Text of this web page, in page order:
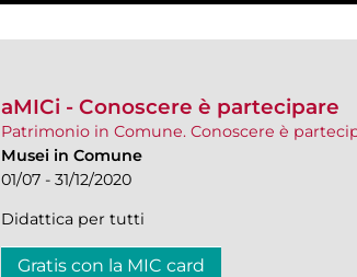
aMICi - Conoscere è partecipare
Patrimonio in Comune. Conoscere è
Musei in Comune
01/07 - 31/12/2020
Didattica per tutti
Gratis con la MIC card